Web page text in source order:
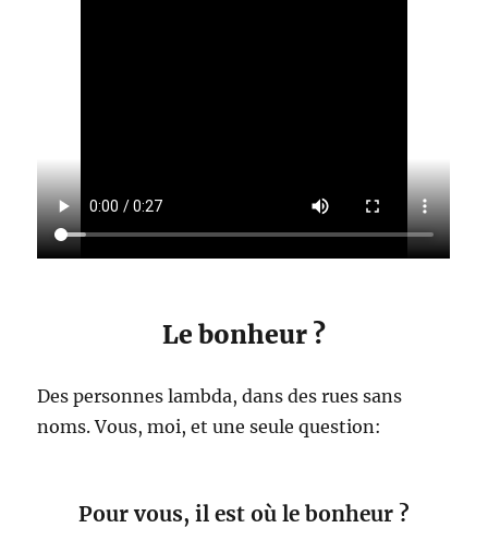
Le bonheur ?
Des personnes lambda, dans des rues sans
noms. Vous, moi, et une seule question:
Pour vous, il est où le bonheur ?